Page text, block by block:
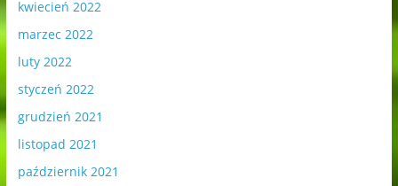
kwiecień 2022
marzec 2022
luty 2022
styczeń 2022
grudzień 2021
listopad 2021
październik 2021